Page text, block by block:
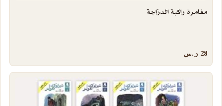
مغامرة راكبة الدرّاجة
28 ر.س